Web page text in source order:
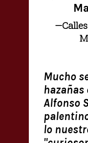
Mucho
hazañas
Alfonso
lo